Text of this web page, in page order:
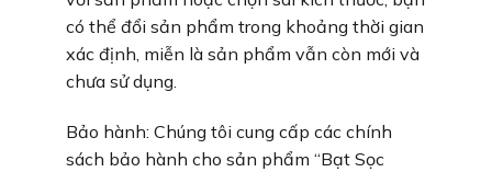
có thể đổi sản phẩm trong khoảng thời gian
xác định, miễn là sản phẩm vẫn còn mới và
chưa sử dụng.
Bảo hành: Chúng tôi cung cấp các chính
sách bảo hành cho sản phẩm “Bạt Sọc